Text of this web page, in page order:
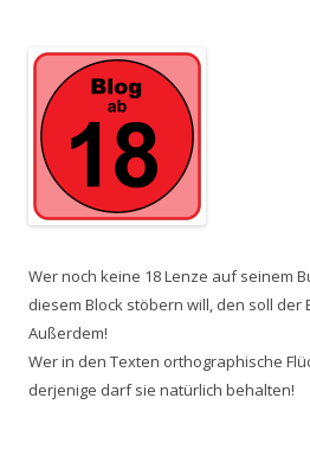
Wer noch keine 18 Lenze auf seinem
diesem Block stöbern will, den soll der
Außerdem!
Wer in den Texten orthographische
derjenige darf sie natürlich behalten!